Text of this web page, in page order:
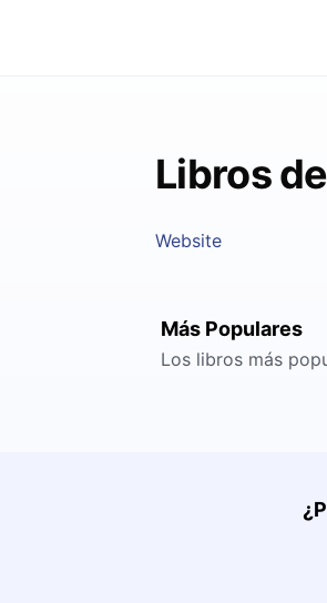
Libros
Website
Más Populares
Los libros más